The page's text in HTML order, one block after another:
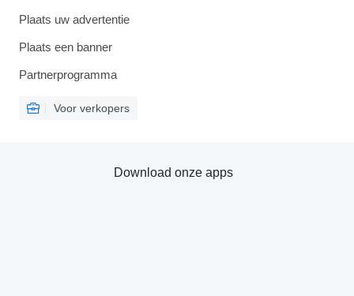
Plaats uw advertentie
Plaats een banner
Partnerprogramma
Voor verkopers
Download onze apps